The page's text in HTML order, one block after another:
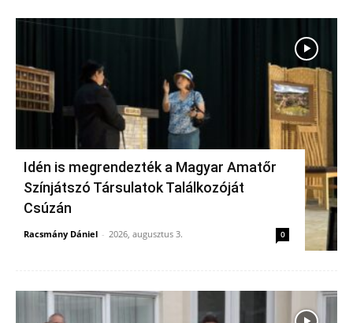
Idén is megrendezték a Magyar Amatőr
Színjátszó Társulatok Találkozóját
Csúzán
Racsmány Dániel - 2026, augusztus 3. 0